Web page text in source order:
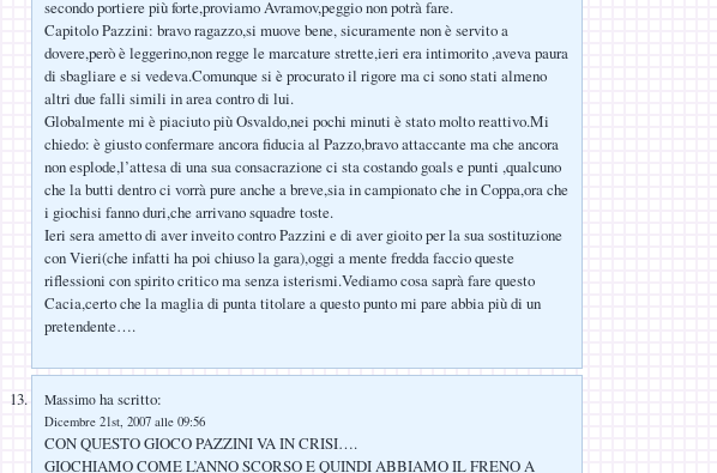
secondo portiere più forte,proviamo Avramov,peggio non potrà fare.
Capitolo Pazzini: bravo ragazzo,si muove bene, sicuramente non è servito a
dovere,però è leggerino,non regge le marcature strette,ieri era intimorito ,aveva paura
di sbagliare e si vedeva.Comunque si è procurato il rigore ma ci sono stati almeno
altri due falli simili in area contro di lui.
Globalmente mi è piaciuto più Osvaldo,nei pochi minuti è stato molto reattivo.Mi
chiedo: è giusto confermare ancora fiducia al Pazzo,bravo attaccante ma che ancora
non esplode,l’attesa di una sua consacrazione ci sta costando goals e punti ,qualcuno
che la butti dentro ci vorrà pure anche a breve,sia in campionato che in Coppa,ora che
i giochisi fanno duri,che arrivano squadre toste.
Ieri sera ametto di aver inveito contro Pazzini e di aver gioito per la sua sostituzione
con Vieri(che infatti ha poi chiuso la gara),oggi a mente fredda faccio queste
riflessioni con spirito critico ma senza isterismi.Vediamo cosa saprà fare questo
Cacia,certo che la maglia di punta titolare a questo punto mi pare abbia più di un
pretendente….
Massimo ha scritto:
Dicembre 21st, 2007 alle 09:56
CON QUESTO GIOCO PAZZINI VA IN CRISI….
GIOCHIAMO COME L’ANNO SCORSO E QUINDI ABBIAMO IL FRENO A